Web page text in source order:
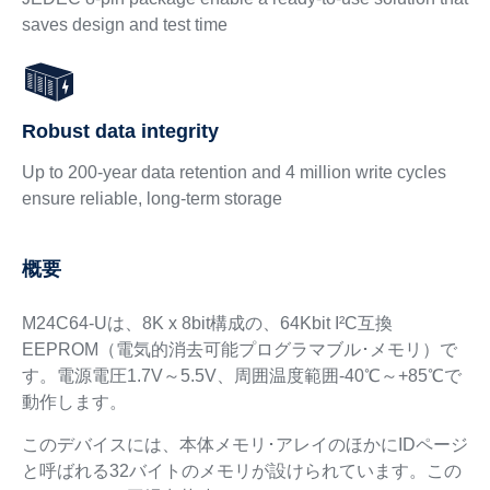
saves design and test time
Robust data integrity
Up to 200-year data retention and 4 million write cycles
ensure reliable, long‑term storage
概要
M24C64-Uは、8K x 8bit構成の、64Kbit I²C互換
EEPROM（電気的消去可能プログラマブル･メモリ）で
す。電源電圧1.7V～5.5V、周囲温度範囲-40℃～+85℃で
動作します。
このデバイスには、本体メモリ･アレイのほかにIDページ
と呼ばれる32バイトのメモリが設けられています。この